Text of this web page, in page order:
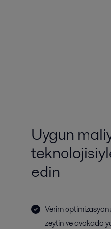
Uygun
edin
Verim
zeytin ve avokado